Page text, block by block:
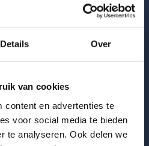
Details Over
van cookies
content en advertenties te
voor social media te bieden
te analyseren. Ook delen we
volksverzekeringen
verhalen op de werknemer. Dit
Als de werknemer nog loon
verrekening in het